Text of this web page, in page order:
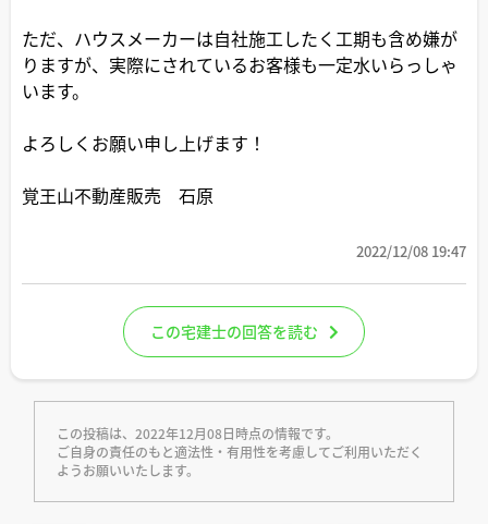
ただ、ハウスメーカーは自社施工したく工期も含め嫌が
りますが、実際にされているお客様も一定水いらっしゃ
います。
よろしくお願い申し上げます！
覚王山不動産販売 石原
2022/12/08 19:47
この宅建士の回答を読む
この投稿は、2022年12月08日時点の情報です。
ご自身の責任のもと適法性・有用性を考慮してご利用いただく
ようお願いいたします。